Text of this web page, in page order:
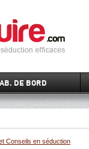
DE BORD
Conseils en séduction